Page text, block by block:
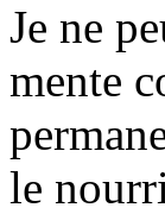
Je ne
mente
le